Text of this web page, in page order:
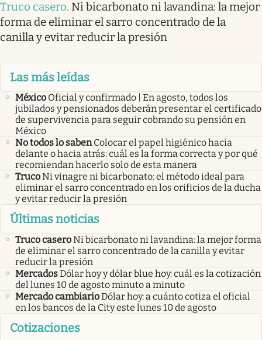
Truco casero. Ni bicarbonato ni lavandina: la mejor
forma de eliminar el sarro concentrado de la
canilla y evitar reducir la presión
Las más leídas
México Oficial y confirmado | En agosto, todos los
jubilados y pensionados deberán presentar el certificado
de supervivencia para seguir cobrando su pensión en
México
No todos lo saben Colocar el papel higiénico hacia
delante o hacia atrás: cuál es la forma correcta y por qué
recomiendan hacerlo solo de esta manera
TrucoNi vinagre ni bicarbonato: el método ideal para
eliminar el sarro concentrado en los orificios de la ducha
y evitar reducir la presión
Últimas noticias
Truco caseroNi bicarbonato ni lavandina: la mejor forma
de eliminar el sarro concentrado de la canilla y evitar
reducir la presión
MercadosDólar hoy y dólar blue hoy: cuál es la cotización
del lunes 10 de agosto minuto a minuto
Mercado cambiarioDólar hoy: a cuánto cotiza el oficial
en los bancos de la City este lunes 10 de agosto
Cotizaciones